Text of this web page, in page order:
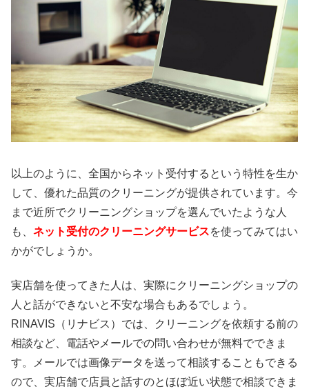
以上のように、全国からネット受付するという特性を生か
して、優れた品質のクリーニングが提供されています。今
まで近所でクリーニングショップを選んでいたような人
も、 ネット受付のクリーニングサービスを使ってみてはい
かがでしょうか。
実店舗を使ってきた人は、実際にクリーニングショップの
人と話ができないと不安な場合もあるでしょう。
RINAVIS（リナビス）では、クリーニングを依頼する前の
相談など、電話やメールでの問い合わせが無料でできま
す。メールでは画像データを送って相談することもできる
ので、実店舗で店員と話すのとほぼ近い状態で相談できま